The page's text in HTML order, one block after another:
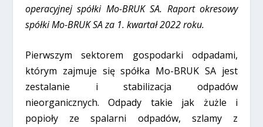
operacyjnej spółki Mo-BRUK SA. Raport okresowy
spółki Mo-BRUK SA za 1. kwartał 2022 roku.
Pierwszym sektorem gospodarki odpadami,
którym zajmuje się spółka Mo-BRUK SA jest
zestalanie i stabilizacja odpadów
nieorganicznych. Odpady takie jak żużle i
popioły ze spalarni odpadów, szlamy z